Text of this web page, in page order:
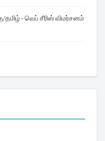
விமர்சனம்